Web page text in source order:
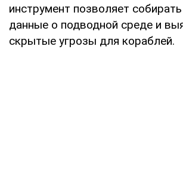
инструмент позволяет
данные о подводной среде и
скрытые угрозы для кораблей.